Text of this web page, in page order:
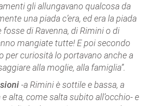
gli allungavano qualcosa da
una piada c’era, ed era la piada
di Ravenna, di Rimini o di
mangiate tutte! E poi secondo
per curiosità lo portavano anche a
alla moglie, alla famiglia”.
-a Rimini è sottile e bassa, a
alta, come salta subito all’occhio- e